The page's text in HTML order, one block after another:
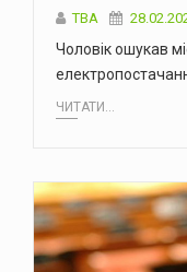
ТВА
Чоловік ошукав
ЧИТАТИ...